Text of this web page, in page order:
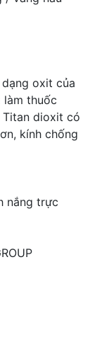
oxit của
làm thuốc
dioxit có
kính chống
nắng trực